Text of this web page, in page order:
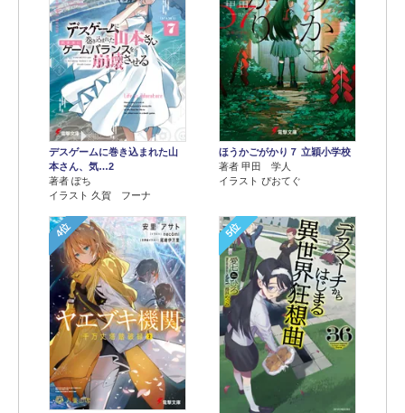
デスゲームに巻き込まれた山
本さん、気…2
著者 ぽち
イラスト 久賀 フーナ
ほうかごがかり７ 立穎小学校
著者 甲田 学人
イラスト ぴおてぐ
4位 5位